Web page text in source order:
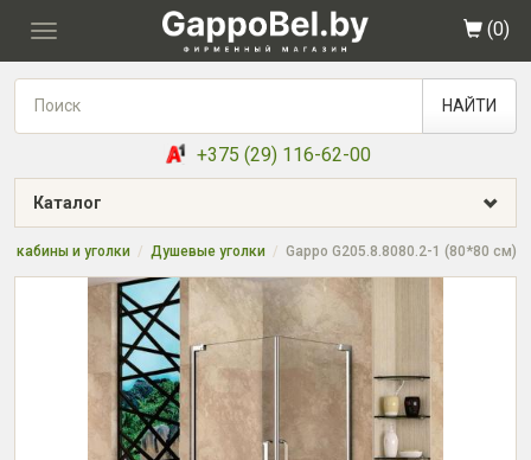
Toggle
(0)
НАЙТИ
+375 (29) 116-62-00
Каталог
кабины и уголки Душевые уголки Gappo G205.8.8080.2-1 (80*80 см)